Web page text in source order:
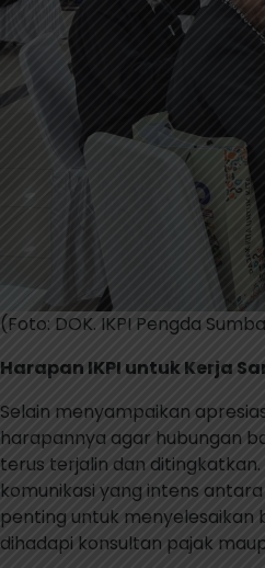
(Foto: DOK. IKPI Pengda
Harapan IKPI untuk Kerja
Selain menyampaikan
harapannya agar hubungan
terus terjalin dan ditingkatkan.
komunikasi yang intens
penting untuk menyelesaikan
dihadapi konsultan pajak